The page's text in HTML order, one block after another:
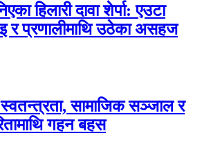
हिलारी दावा शेर्पा: एउटा
र प्रणालीमाथि उठेका असहज
सामाजिक सञ्जाल र
गहन बहस